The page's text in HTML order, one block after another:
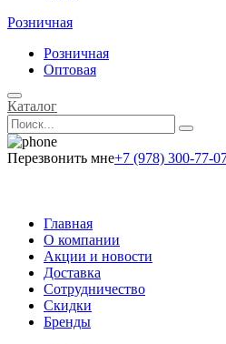
Розничная
Розничная
Оптовая
Каталог
Перезвонить мне+7 (978) 300-77-
Главная
О компании
Акции и новости
Доставка
Сотрудничество
Скидки
Бренды